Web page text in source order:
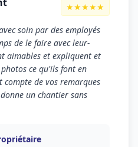
★★★★★
soin par des employés
de le faire avec leur-
aimables et expliquent et
ce qu'ils font en
de vos remarques
un chantier sans